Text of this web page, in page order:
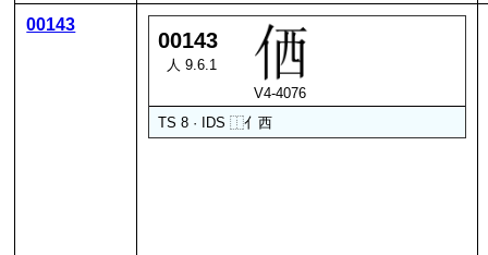
00143
00143
人 9.6.1
V4-4076
TS 8 · IDS⿰亻西